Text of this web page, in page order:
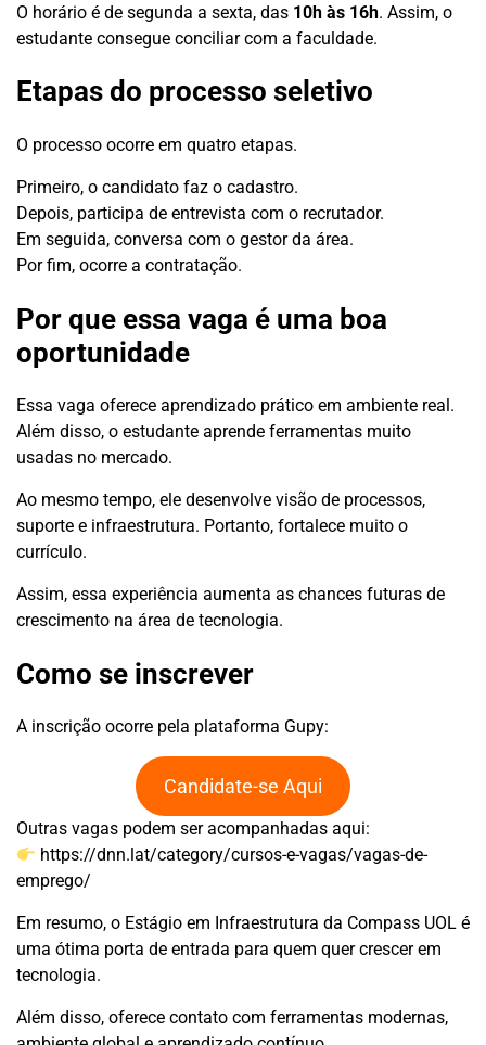
O horário é de segunda a sexta, das 10h às 16h. Assim, o
estudante consegue conciliar com a faculdade.
Etapas do processo seletivo
O processo ocorre em quatro etapas.
Primeiro, o candidato faz o cadastro.
Depois, participa de entrevista com o recrutador.
Em seguida, conversa com o gestor da área.
Por fim, ocorre a contratação.
Por que essa vaga é uma boa
oportunidade
Essa vaga oferece aprendizado prático em ambiente real.
Além disso, o estudante aprende ferramentas muito
usadas no mercado.
Ao mesmo tempo, ele desenvolve visão de processos,
suporte e infraestrutura. Portanto, fortalece muito o
currículo.
Assim, essa experiência aumenta as chances futuras de
crescimento na área de tecnologia.
Como se inscrever
A inscrição ocorre pela plataforma Gupy:
Candidate-se Aqui
Outras vagas podem ser acompanhadas aqui:
https://dnn.lat/category/cursos-e-vagas/vagas-de-
emprego/
Em resumo, o Estágio em Infraestrutura da Compass UOL é
uma ótima porta de entrada para quem quer crescer em
tecnologia.
Além disso, oferece contato com ferramentas modernas,